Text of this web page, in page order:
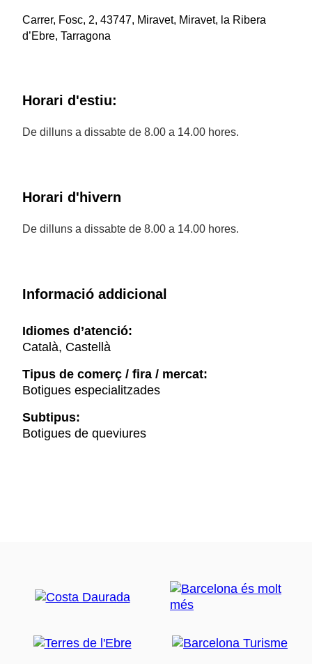
Carrer, Fosc, 2, 43747, Miravet, Miravet, la Ribera
d’Ebre, Tarragona
Horari d'estiu:
De dilluns a dissabte de 8.00 a 14.00 hores.
Horari d'hivern
De dilluns a dissabte de 8.00 a 14.00 hores.
Informació addicional
Idiomes d’atenció:
Català, Castellà
Tipus de comerç / fira / mercat:
Botigues especialitzades
Subtipus:
Botigues de queviures